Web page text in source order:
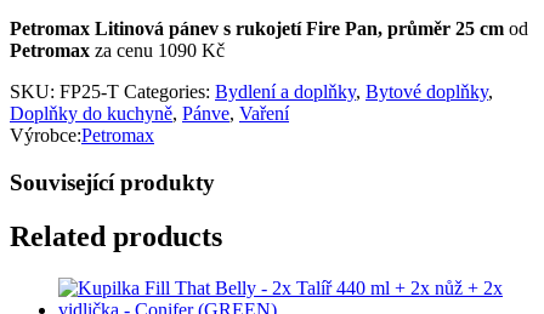
Petromax Litinová pánev s rukojetí Fire Pan, průměr 25 cm od
Petromax za cenu 1090 Kč
SKU: FP25-T Categories: Bydlení a doplňky, Bytové doplňky,
Doplňky do kuchyně, Pánve, Vaření
Výrobce:Petromax
Související produkty
Related products